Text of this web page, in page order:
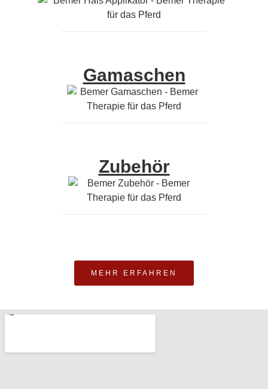
Gamaschen
Zubehör
MEHR ERFAHREN